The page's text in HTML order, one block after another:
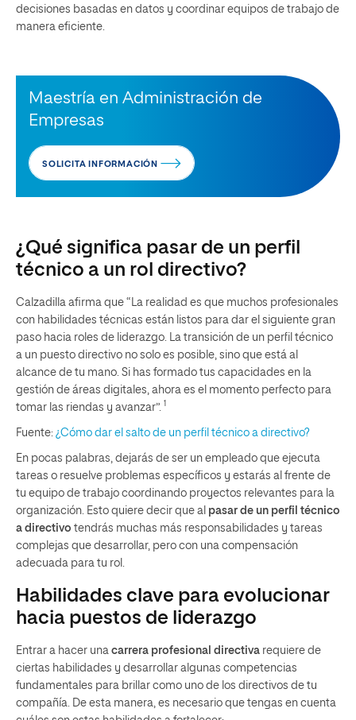
decisiones basadas en datos y coordinar equipos de trabajo de
manera eficiente.
Maestría en Administración de
Empresas
SOLICITA INFORMACIÓN
¿Qué significa pasar de un perfil
técnico a un rol directivo?
Calzadilla afirma que “La realidad es que muchos profesionales
con habilidades técnicas están listos para dar el siguiente gran
paso hacia roles de liderazgo. La transición de un perfil técnico
a un puesto directivo no solo es posible, sino que está al
alcance de tu mano. Si has formado tus capacidades en la
gestión de áreas digitales, ahora es el momento perfecto para
tomar las riendas y avanzar”. 1
Fuente: ¿Cómo dar el salto de un perfil técnico a directivo?
En pocas palabras, dejarás de ser un empleado que ejecuta
tareas o resuelve problemas específicos y estarás al frente de
tu equipo de trabajo coordinando proyectos relevantes para la
organización. Esto quiere decir que al pasar de un perfil técnico
a directivo tendrás muchas más responsabilidades y tareas
complejas que desarrollar, pero con una compensación
adecuada para tu rol.
Habilidades clave para evolucionar
hacia puestos de liderazgo
Entrar a hacer una carrera profesional directiva requiere de
ciertas habilidades y desarrollar algunas competencias
fundamentales para brillar como uno de los directivos de tu
compañía. De esta manera, es necesario que tengas en cuenta